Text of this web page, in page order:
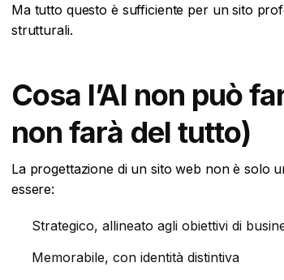
Ma tutto questo è sufficiente per un sito
strutturali.
Cosa l’AI non può
non farà del tutto)
La progettazione di un sito web non è solo
essere:
Strategico, allineato agli obiettivi di
Memorabile, con identità distintiva